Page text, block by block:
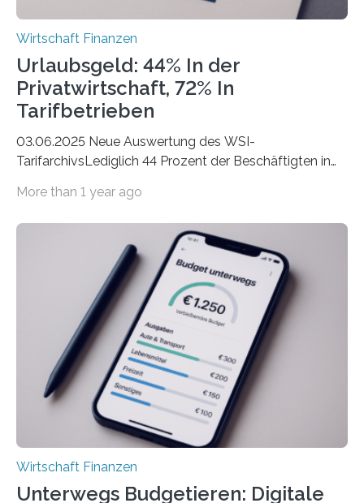
Wirtschaft Finanzen
Urlaubsgeld: 44% In der
Privatwirtschaft, 72% In
Tarifbetrieben
03.06.2025 Neue Auswertung des WSI-
TarifarchivsLediglich 44 Prozent der Beschäftigten in
tarifgebundenen Betrieben ist der Anteil mit 72 Prozent
Unterkünfte fast überall deutlich teurer geworden. Für
viele Beschäftigte ist deshalb das zumeist im Juni oder
Juli ausgezahlte Urlaubsgeld ein wichtiger Faktor, um
sich den wohlverdienten Jahresurlaub leisten zu
können. Allerdings erhält mit 44 Prozent noch nicht
einmal die Hälfte aller Beschäftigten in der
Privatwirtschaft Urlaubsgeld. Zu diesem…
More than 1 year ago
Wirtschaft Finanzen
Unterwegs Budgetieren: Digitale